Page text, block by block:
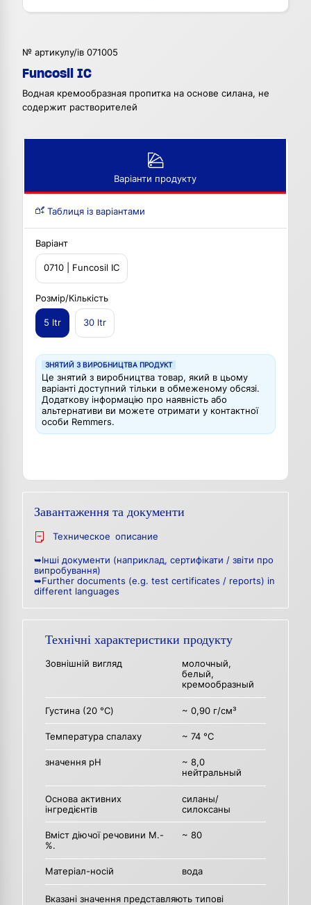
№ артикулу/ів 071005
Funcosil IC
Водная кремообразная пропитка на основе силана, не
содержит растворителей
Варіанти продукту
Таблиця із варіантами
Варіант
0710 | Funcosil IC
Розмір/Кількість
5 ltr 30 ltr
ЗНЯТИЙ З ВИРОБНИЦТВА ПРОДУКТ
Це знятий з виробництва товар, який в цьому
варіанті доступний тільки в обмеженому обсязі.
Додаткову інформацію про наявність або
альтернативи ви можете отримати у контактної
особи Remmers.
Завантаження та документи
Техническое описание
➥Інші документи (наприклад, сертифікати / звіти про
випробування)
➥Further documents (e.g. test certificates / reports) in
different languages
Технічні характеристики продукту
Зовнішній вигляд
молочный,
белый,
кремообразный
Густина (20 °C) ~ 0,90 г/см³
Температура спалаху ~ 74 °C
значення рН
~ 8,0
нейтральный
Основа активних
інгредієнтів
силаны/
силоксаны
Вміст діючої речовини М.-
%.
~ 80
Матеріал-носій вода
Вказані значення представляють типові